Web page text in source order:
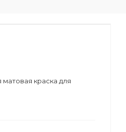
краска для